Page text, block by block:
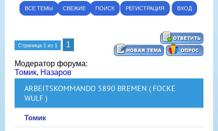
ВСЕ ТЕМЫ СВЕЖИЕ ПОИСК РЕГИСТРАЦИЯ ВХОД
Страница 1 из 1 1
Модератор форума:
Томик, Назаров
ARBEITSKOMMANDO 5890 BREMEN ( FOCKE
WULF )
Томик